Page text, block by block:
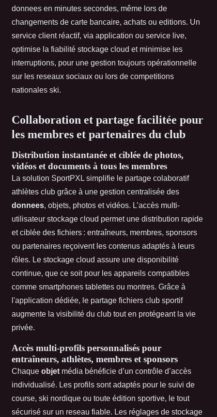
donnees en minutes secondes, même lors de
changements de carte bancaire, achats ou editions. Un
service client réactif, via application ou service live,
optimise la fiabilité stockage cloud et minimise les
interruptions, pour une gestion toujours opérationnelle
sur les reseaux sociaux ou lors de competitions
nationales ski.
Collaboration et partage facilitée pour
les membres et partenaires du club
Distribution instantanée et ciblée de photos,
vidéos et documents à tous les membres
La solution SportPXL simplifie le partage colaboratif
athlètes club grâce à une gestion centralisée des
donnees, objets, photos et vidéos. L’accès multi-
utilisateur stockage cloud permet une distribution rapide
et ciblée des fichiers : entraîneurs, membres, sponsors
ou partenaires reçoivent les contenus adaptés à leurs
rôles. Le stockage cloud assure une disponibilité
continue, que ce soit pour les appareils compatibles
comme smartphones tablettes ou montres. Grâce à
l'application dédiée, le partage fichiers club sportif
augmente la visibilité du club tout en protégeant la vie
privée.
Accès multi-profils personnalisés pour
entraîneurs, athlètes, membres et sponsors
Chaque objet média bénéficie d’un contrôle d’accès
individualisé. Les profils sont adaptés pour le suivi de
course, ski nordique ou toute édition sportive, le tout
sécurisé sur un reseau fiable. Les réglages de stockage